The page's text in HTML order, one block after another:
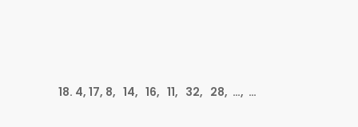
4, 17, 8, 14, 16, 11, 32, 28, …, …